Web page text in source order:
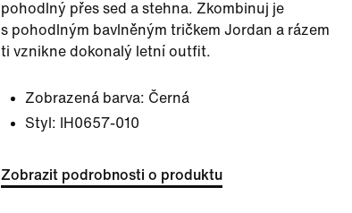
pohodlný přes sed a stehna. Zkombinuj je
s pohodlným bavlněným tričkem Jordan a rázem
ti vznikne dokonalý letní outfit.
Zobrazená barva: Černá
Styl:
IH0657-010
Zobrazit podrobnosti o produktu